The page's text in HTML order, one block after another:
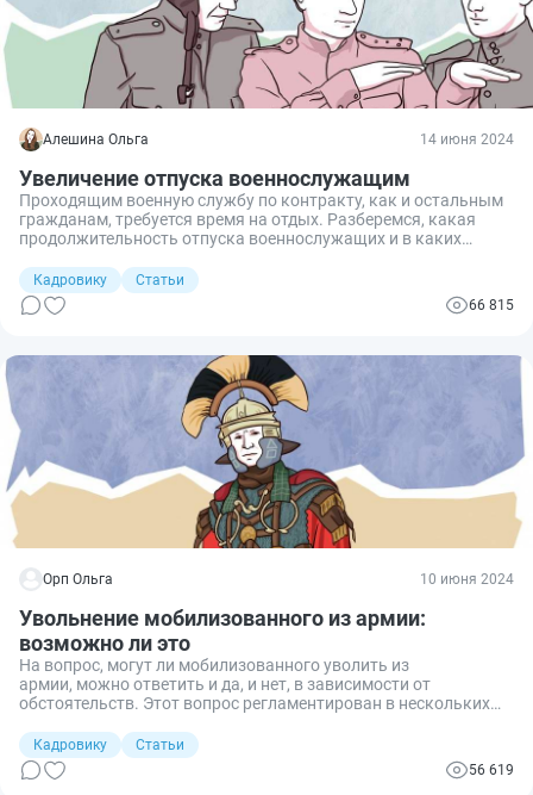
Алешина Ольга 14 июня 2024
Увеличение отпуска военнослужащим
Проходящим военную службу по контракту, как и остальным
гражданам, требуется время на отдых. Разберемся, какая
продолжительность отпуска военнослужащих и в каких
Кадровику
Статьи
66 815
Орп Ольга 10 июня 2024
Увольнение мобилизованного из армии:
возможно ли это
На вопрос, могут ли мобилизованного уволить из
армии, можно ответить и да, и нет, в зависимости от
обстоятельств. Этот вопрос регламентирован в нескольких
основные правовые нормы, регулирующие мобилизацию.
Кадровику
Статьи
56 619